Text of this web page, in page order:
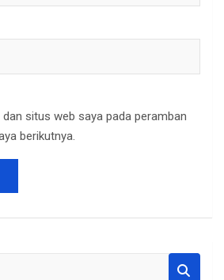
situs web saya pada peramban
berikutnya.